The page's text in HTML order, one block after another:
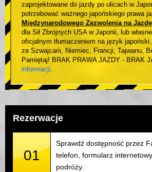
zaprojektowane do jazdy po ulicach w
potrzebować ważnego japońskiego prawa
Międzynarodowego Zezwolenia na Jazdę
dla Sił Zbrojnych USA w Japonii, lub
oficjalnym tłumaczeniem na język
ze Szwajcarii, Niemiec, Francji, Tajwanu,
Pamiętaj! BRAK PRAWA JAZDY - BRAK
informacji.
Rezerwacje
01
Sprawdź dostępność przez
telefon, formularz
podróży.